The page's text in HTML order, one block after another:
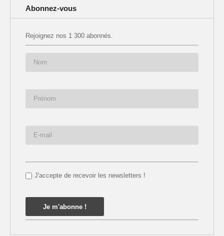
Abonnez-vous
Rejoignez nos 1 300 abonnés.
J'accepte de recevoir les newsletters !